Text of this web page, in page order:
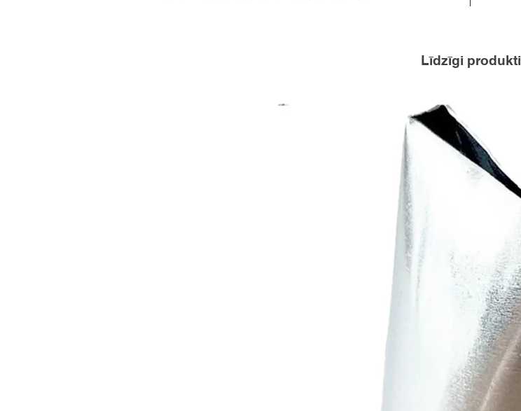
Līdzīgi produkti